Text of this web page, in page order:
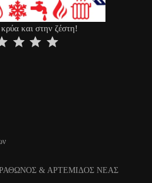
και στην ζέστη!
& ΑΡΤΕΜΙΔΟΣ ΝΕΑΣ